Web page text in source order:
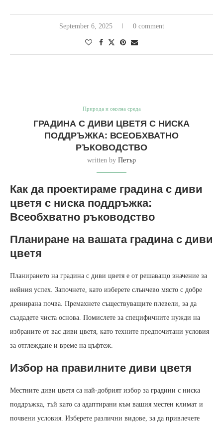
September 6, 2025 0 comment
Природа и околна среда
ГРАДИНА С ДИВИ ЦВЕТЯ С НИСКА
ПОДДРЪЖКА: ВСЕОБХВАТНО
РЪКОВОДСТВО
written by Петър
Как да проектираме градина с диви
цветя с ниска поддръжка:
Всеобхватно ръководство
Планиране на вашата градина с диви
цветя
Планирането на градина с диви цветя е от решаващо значение за
нейния успех. Започнете, като изберете слънчево място с добре
дренирана почва. Премахнете съществуващите плевели, за да
създадете чиста основа. Помислете за специфичните нужди на
избраните от вас диви цветя, като техните предпочитани условия
за отглеждане и време на цъфтеж.
Избор на правилните диви цветя
Местните диви цветя са най-добрият избор за градини с ниска
поддръжка, тъй като са адаптирани към вашия местен климат и
почвени условия. Изберете различни видове, за да привлечете